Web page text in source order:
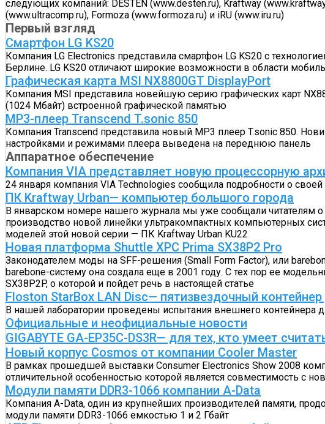
следующих компаний: DESTEN (www.desten.ru), Kraftway
(www.ultracomp.ru), Formoza (www.formoza.ru) и iRU (www.iru.ru)
Первый взгляд
Смартфон LG KS20
Компания LG Electronics представила смартфон LG KS20 с
Берлине. LG KS20 отличают широкие возможности в области
Графическая карта MSI NX8800GT DisplayPort
Компания MSI представила новейшую серию графических карт
(1024 Мбайт) встроенной графической памятью
MP3-плеер Transcend T.sonic 850
Компания Transcend представила новый MP3 плеер T.sonic 850.
настройками и режимами плеера выведена на переднюю панель
Аппаратное обеспечение
Компания VIA представляет новую процессорную
24 января компания VIA Technologies сообщила подробности о
ПК Kraftway Urban— компьютер большого города
В январском номере нашего журнала мы уже сообщали читателям
производство новой линейки ультракомпактных компьютерных
моделей этой новой серии — ПК Kraftway Urban KU22
Новая платформа Shuttle XPC Prima SX38P2 Pro
Законодателем моды на SFF-решения (Small Form Factor), или
barebone-систему она создала еще в 2001 году. С тех пор ее
SX38P2P, о которой и пойдет речь в настоящей статье
Floston StarBox LAN Disc— пятизвездочный
В нашей лаборатории проведены испытания внешнего контейнера
Официальные и неофициальные новости
GIGABYTE GA-EP35C-DS3R— для тех, кто умеет
Новый корпус Cosmos от компании Cooler Master
В рамках прошедшей выставки Consumer Electronics Show 2008
отличительной особенностью которой является совместимость с
Модули памяти DDR3-1066 компании A-Data
Компания A-Data, один из крупнейших производителей памяти,
модули памяти DDR3-1066 емкостью 1 и 2 Гбайт